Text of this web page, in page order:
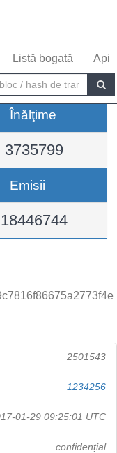
Listă bogată Api
Înălţime
3735799
Emisii
18446744
2501543
1234256
01-29 09:25:01 UTC
confidențial